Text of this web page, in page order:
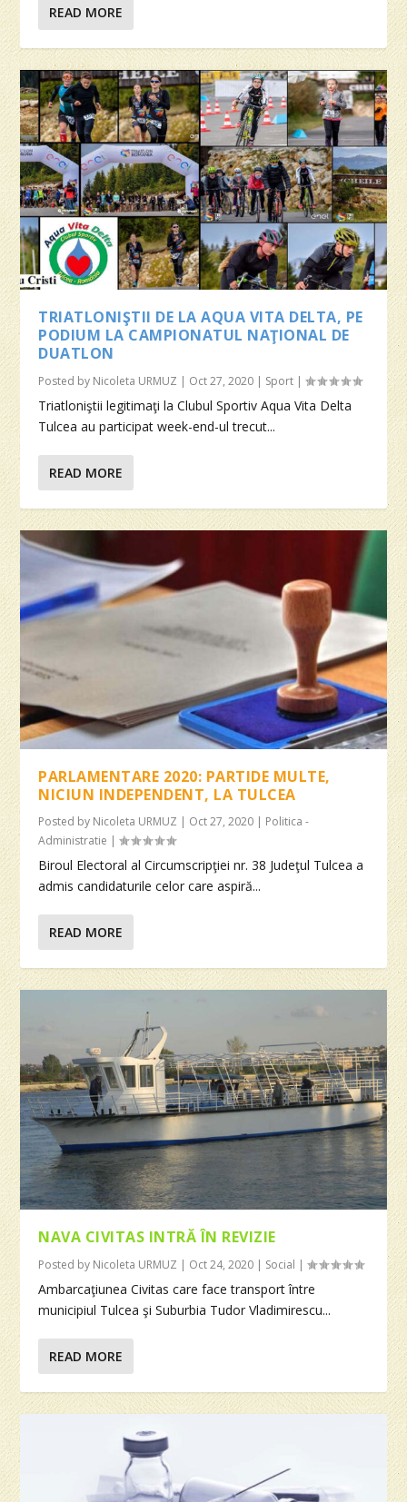
READ MORE
TRIATLONIŞTII DE LA AQUA VITA DELTA, PE
PODIUM LA CAMPIONATUL NAŢIONAL DE
DUATLON
Posted by Nicoleta URMUZ | Oct 27, 2020 | Sport |
Triatloniştii legitimaţi la Clubul Sportiv Aqua Vita Delta
Tulcea au participat week-end-ul trecut...
READ MORE
PARLAMENTARE 2020: PARTIDE MULTE,
NICIUN INDEPENDENT, LA TULCEA
Posted by Nicoleta URMUZ Oct 27, 2020
Politica -
Administratie |
Biroul Electoral al Circumscripţiei nr. 38 Judeţul Tulcea a
admis candidaturile celor care aspiră...
READ MORE
NAVA CIVITAS INTRĂ ÎN REVIZIE
Posted by Nicoleta URMUZ | Oct 24, 2020 | Social |
Ambarcaţiunea Civitas care face transport între
municipiul Tulcea şi Suburbia Tudor Vladimirescu...
READ MORE